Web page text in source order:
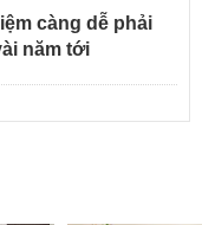
càng dễ phải
năm tới